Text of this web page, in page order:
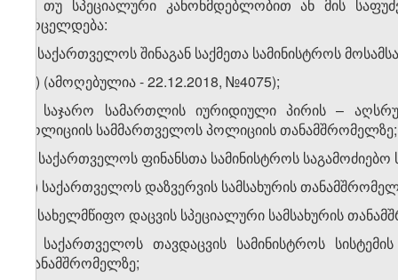
3. თუ სპეციალური კანონმდებლობით ან მის
ვრცელდება:
ა) საქართველოს შინაგან საქმეთა სამინისტროს
) (ამოღებულია - 22.12.2018, №4075);
ბ) საჯარო სამართლის იურიდიული პირის –
პოლიციის სამმართველოს პოლიციის თანამშრომელზე;
გ) საქართველოს ფინანსთა სამინისტროს
დ) საქართველოს დაზვერვის სამსახურის
ე) სახელმწიფო დაცვის სპეციალური სამსახურის
ვ) საქართველოს თავდაცვის სამინისტროს
თანამშრომელზე;